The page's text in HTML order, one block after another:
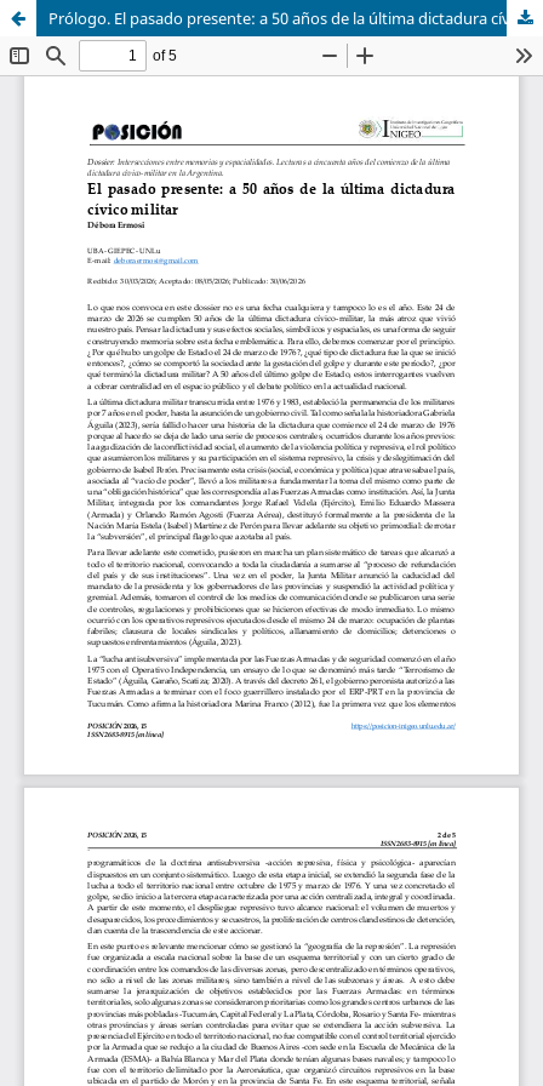
Prólogo. El pasado presente: a 50 años de la última dictadura cívico militar